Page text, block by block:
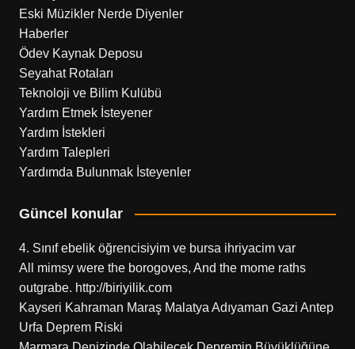
Eski Müzikler Nerde Diyenler
Haberler
Ödev Kaynak Deposu
Seyahat Rotaları
Teknoloji ve Bilim Kulübü
Yardım Etmek İsteyener
Yardım İstekleri
Yardım Talepleri
Yardımda Bulunmak İsteyenler
Güncel konular
4. Sınıf ebelik öğrencisiyim ve bursa ihriyacim var
All mimsy were the borogoves, And the mome raths
outgrabe. http://biriyilik.com
Kayseri Kahraman Maraş Malatya Adıyaman Gazi Antep
Urfa Deprem Riski